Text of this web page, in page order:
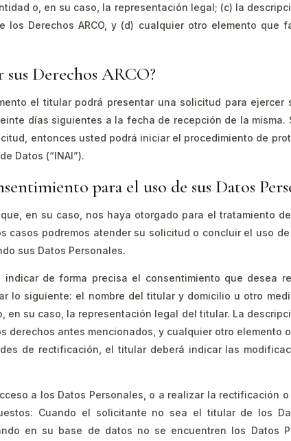
o, en su caso, la representación legal; (c) la
Derechos ARCO, y (d) cualquier otro elemento
sus Derechos ARCO?
el titular podrá presentar una solicitud para ejercer
días siguientes a la fecha de recepción de la misma.
entonces usted podrá iniciar el procedimiento de
Datos (“INAI”).
para el uso de sus Datos
en su caso, nos haya otorgado para el tratamiento
casos podremos atender su solicitud o concluir el uso
sus Datos Personales.
indicar de forma precisa el consentimiento que desea
lo siguiente: el nombre del titular y domicilio u otro
en su caso, la representación legal del titular. La
derechos antes mencionados, y cualquier otro
de rectificación, el titular deberá indicar las
a los Datos Personales, o a realizar la
Cuando el solicitante no sea el titular de los
en su base de datos no se encuentren los Datos